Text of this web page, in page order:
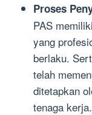
Proses
PAS
yang
berlaku.
telah
ditetapkan
tenaga kerja.